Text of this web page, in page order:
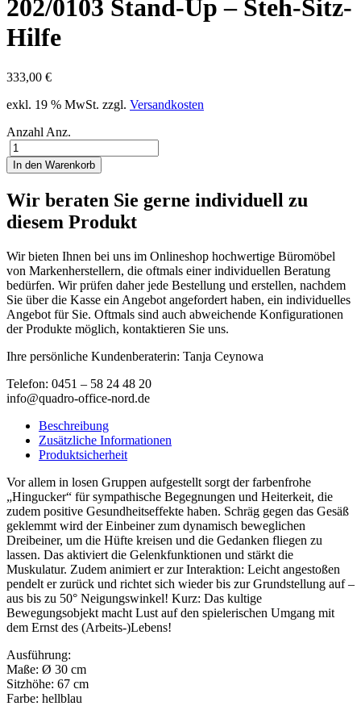
202/0103 Stand-Up – Steh-Sitz-
Hilfe
333,00 €
exkl. 19 % MwSt. zzgl. Versandkosten
Anzahl Anz.
In den Warenkorb
Wir beraten Sie gerne individuell zu
diesem Produkt
Wir bieten Ihnen bei uns im Onlineshop hochwertige Büromöbel
von Markenherstellern, die oftmals einer individuellen Beratung
bedürfen. Wir prüfen daher jede Bestellung und erstellen, nachdem
Sie über die Kasse ein Angebot angefordert haben, ein individuelles
Angebot für Sie. Oftmals sind auch abweichende Konfigurationen
der Produkte möglich, kontaktieren Sie uns.
Ihre persönliche Kundenberaterin: Tanja Ceynowa
Telefon: 0451 – 58 24 48 20
info@quadro-office-nord.de
Beschreibung
Zusätzliche Informationen
Produktsicherheit
Vor allem in losen Gruppen aufgestellt sorgt der farbenfrohe
„Hingucker“ für sympathische Begegnungen und Heiterkeit, die
zudem positive Gesundheitseffekte haben. Schräg gegen das Gesäß
geklemmt wird der Einbeiner zum dynamisch beweglichen
Dreibeiner, um die Hüfte kreisen und die Gedanken fliegen zu
lassen. Das aktiviert die Gelenkfunktionen und stärkt die
Muskulatur. Zudem animiert er zur Interaktion: Leicht angestoßen
pendelt er zurück und richtet sich wieder bis zur Grundstellung auf –
aus bis zu 50° Neigungswinkel! Kurz: Das kultige
Bewegungsobjekt macht Lust auf den spielerischen Umgang mit
dem Ernst des (Arbeits-)Lebens!
Ausführung:
Maße: Ø 30 cm
Sitzhöhe: 67 cm
Farbe: hellblau